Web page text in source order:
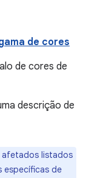
de cores
de cores de
descrição de
afetados listados
específicas de